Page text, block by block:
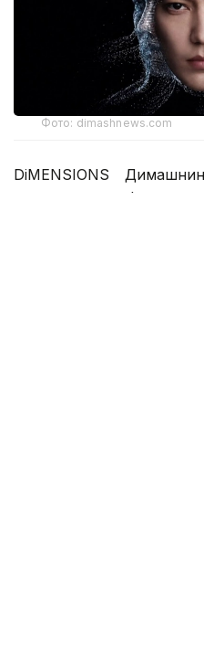
Фото: dimashnews.com
DiMENSIONS
продюсер